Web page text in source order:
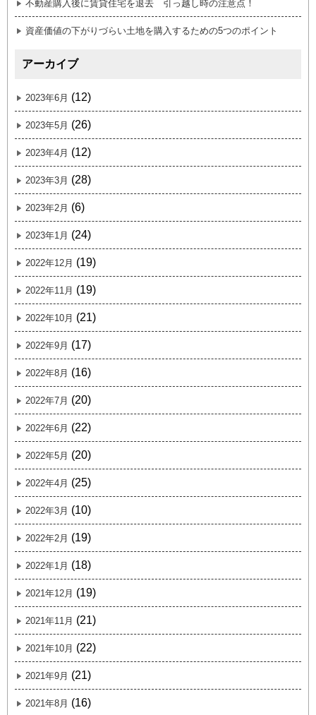
不動産購入後に賃貸住宅を退去 引っ越し時の注意点！
資産価値の下がりづらい土地を購入するための5つのポイント
アーカイブ
2023年6月 (12)
2023年5月 (26)
2023年4月 (12)
2023年3月 (28)
2023年2月 (6)
2023年1月 (24)
2022年12月 (19)
2022年11月 (19)
2022年10月 (21)
2022年9月 (17)
2022年8月 (16)
2022年7月 (20)
2022年6月 (22)
2022年5月 (20)
2022年4月 (25)
2022年3月 (10)
2022年2月 (19)
2022年1月 (18)
2021年12月 (19)
2021年11月 (21)
2021年10月 (22)
2021年9月 (21)
2021年8月 (16)